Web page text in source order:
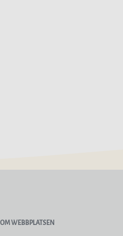
OM WEBBPLATSEN